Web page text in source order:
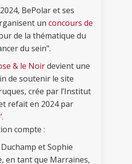
BePolar et ses
un concours de
de la thématique du
du sein".
& le Noirdevient une
de soutenir le site
crée par l’Institut
refait en 2024 par
.
compte :
et Sophie
en tant que Marraines,